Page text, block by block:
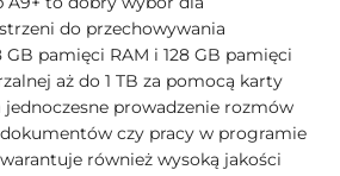
do przechowywania
pamięci RAM i 128 GB pamięci
aż do 1 TB za pomocą karty
prowadzenie rozmów
czy pracy w programie
również wysoką jakości